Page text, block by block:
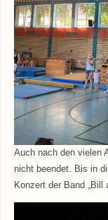
Auch nach den vielen
nicht beendet. Bis in
Konzert der Band